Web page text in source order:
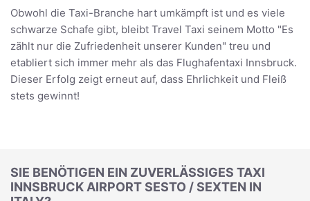
Obwohl die Taxi-Branche hart umkämpft ist und es viele
schwarze Schafe gibt, bleibt Travel Taxi seinem Motto "Es
zählt nur die Zufriedenheit unserer Kunden" treu und
etabliert sich immer mehr als das Flughafentaxi Innsbruck.
Dieser Erfolg zeigt erneut auf, dass Ehrlichkeit und Fleiß
stets gewinnt!
SIE BENÖTIGEN EIN ZUVERLÄSSIGES TAXI
INNSBRUCK AIRPORT SESTO / SEXTEN IN